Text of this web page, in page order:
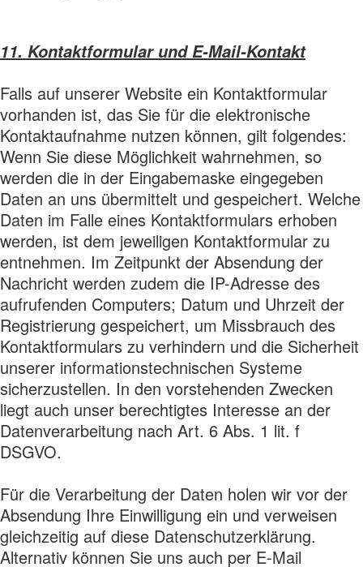
11. Kontaktformular und E-Mail-Kontakt
Falls auf unserer Website ein Kontaktformular
vorhanden ist, das Sie für die elektronische
Kontaktaufnahme nutzen können, gilt folgendes:
Wenn Sie diese Möglichkeit wahrnehmen, so
werden die in der Eingabemaske eingegeben
Daten an uns übermittelt und gespeichert. Welche
Daten im Falle eines Kontaktformulars erhoben
werden, ist dem jeweiligen Kontaktformular zu
entnehmen. Im Zeitpunkt der Absendung der
Nachricht werden zudem die IP-Adresse des
aufrufenden Computers; Datum und Uhrzeit der
Registrierung gespeichert, um Missbrauch des
Kontaktformulars zu verhindern und die Sicherheit
unserer informationstechnischen Systeme
sicherzustellen. In den vorstehenden Zwecken
liegt auch unser berechtigtes Interesse an der
Datenverarbeitung nach Art. 6 Abs. 1 lit. f
DSGVO.
Für die Verarbeitung der Daten holen wir vor der
Absendung Ihre Einwilligung ein und verweisen
gleichzeitig auf diese Datenschutzerklärung.
Alternativ können Sie uns auch per E-Mail